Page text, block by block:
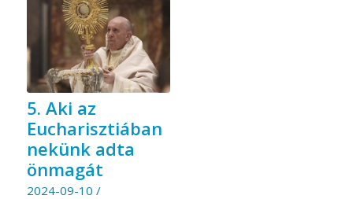
5. Aki az
Eucharisztiában
nekünk adta
önmagát
2024-09-10 /